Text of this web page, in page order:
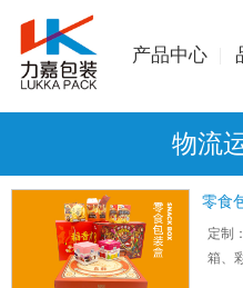
产品中心
物流
零食
定制
箱、